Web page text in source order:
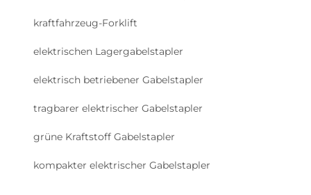
kraftfahrzeug-Forklift
elektrischen Lagergabelstapler
elektrisch betriebener Gabelstapler
tragbarer elektrischer Gabelstapler
grüne Kraftstoff Gabelstapler
kompakter elektrischer Gabelstapler